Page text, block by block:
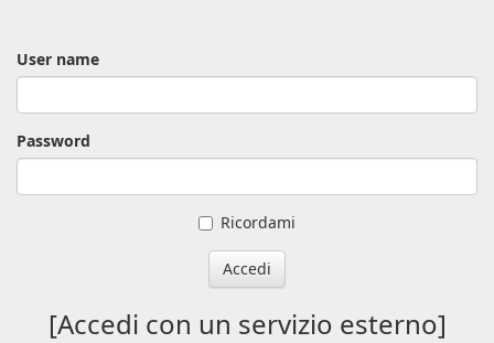
User name
Password
Ricordami
Accedi
[Accedi con un servizio esterno]